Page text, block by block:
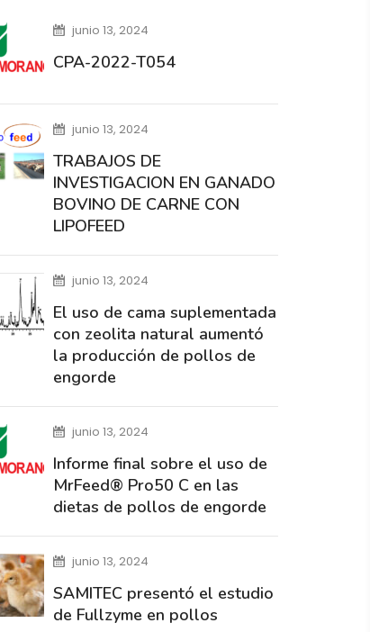
junio 13, 2024
CPA-2022-T054
junio 13, 2024
TRABAJOS DE
INVESTIGACION EN GANADO
BOVINO DE CARNE CON
LIPOFEED
junio 13, 2024
El uso de cama suplementada
con zeolita natural aumentó
la producción de pollos de
engorde
junio 13, 2024
Informe final sobre el uso de
MrFeed® Pro50 C en las
dietas de pollos de engorde
junio 13, 2024
SAMITEC presentó el estudio
de Fullzyme en pollos